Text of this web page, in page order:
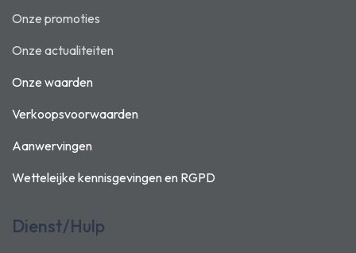
Onze promoties
Onze actualiteiten
Onze waarden
Verkoopsvoorwaarden
Aanwervingen
Wetteleijke kennisgevingen en RGPD
Dienst/Hulp